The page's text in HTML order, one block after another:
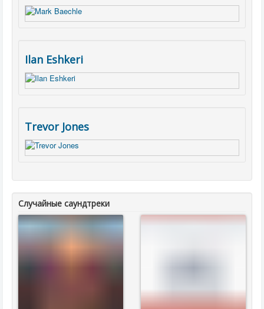
Ilan Eshkeri
Trevor Jones
Случайные саундтреки